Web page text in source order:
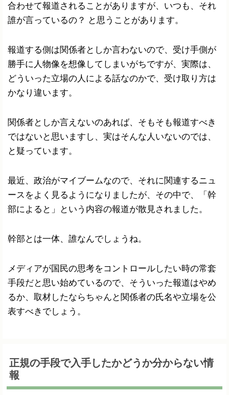
合わせて報道されることがありますが、いつも、それ
誰が言っているの？ と思うことがあります。
報道する側は関係者としか言わないので、受け手側が
勝手に人物像を想像してしまいがちですが、実際は、
どういった立場の人による話なのかで、受け取り方は
かなり違います。
関係者としか言えないのあれば、そもそも報道すべき
ではないと思いますし、実はそんな人いないのでは、
と疑っています。
最近、政治がマイブームなので、それに関連するニュ
ースをよく見るようになりましたが、その中で、「幹
部によると」という内容の報道が散見されました。
幹部とは一体、誰なんでしょうね。
メディアが国民の思考をコントロールしたい時の常套
手段だと思い始めているので、そういった報道はやめ
るか、取材したならちゃんと関係者の氏名や立場を公
表すべきでしょう。
正規の手段で入手したかどうか分からない情
報